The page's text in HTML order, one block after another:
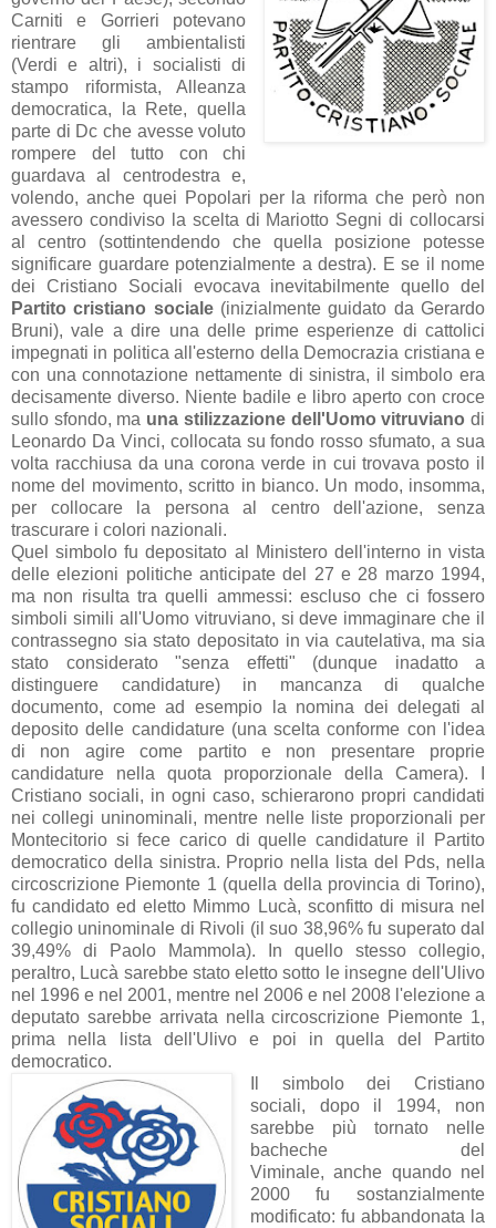
Carniti e Gorrieri potevano
rientrare gli ambientalisti
(Verdi e altri), i socialisti di
stampo riformista, Alleanza
democratica, la Rete, quella
parte di Dc che avesse voluto
rompere del tutto con chi
guardava al centrodestra e,
volendo, anche quei Popolari per la riforma che però non
avessero condiviso la scelta di Mariotto Segni di collocarsi
al centro (sottintendendo che quella posizione potesse
significare guardare potenzialmente a destra). E se il nome
dei Cristiano Sociali evocava inevitabilmente quello del
Partito cristiano sociale(inizialmente guidato da Gerardo
Bruni), vale a dire una delle prime esperienze di cattolici
impegnati in politica all'esterno della Democrazia cristiana e
con una connotazione nettamente di sinistra, il simbolo era
decisamente diverso. Niente badile e libro aperto con croce
sullo sfondo, ma una stilizzazione dell'Uomo vitruviano di
Leonardo Da Vinci, collocata su fondo rosso sfumato, a sua
volta racchiusa da una corona verde in cui trovava posto il
nome del movimento, scritto in bianco. Un modo, insomma,
per collocare la persona al centro dell'azione, senza
trascurare i colori nazionali.
Quel simbolo fu depositato al Ministero dell'interno in vista
delle elezioni politiche anticipate del 27 e 28 marzo 1994,
ma non risulta tra quelli ammessi: escluso che ci fossero
simboli simili all'Uomo vitruviano, si deve immaginare che il
contrassegno sia stato depositato in via cautelativa, ma sia
stato considerato "senza effetti" (dunque inadatto a
distinguere candidature) in mancanza di qualche
documento, come ad esempio la nomina dei delegati al
deposito delle candidature (una scelta conforme con l'idea
di non agire come partito e non presentare proprie
candidature nella quota proporzionale della Camera). I
Cristiano sociali, in ogni caso, schierarono propri candidati
nei collegi uninominali, mentre nelle liste proporzionali per
Montecitorio si fece carico di quelle candidature il Partito
democratico della sinistra. Proprio nella lista del Pds, nella
circoscrizione Piemonte 1 (quella della provincia di Torino),
fu candidato ed eletto Mimmo Lucà, sconfitto di misura nel
collegio uninominale di Rivoli (il suo 38,96% fu superato dal
39,49% di Paolo Mammola). In quello stesso collegio,
peraltro, Lucà sarebbe stato eletto sotto le insegne dell'Ulivo
nel 1996 e nel 2001, mentre nel 2006 e nel 2008 l'elezione a
deputato sarebbe arrivata nella circoscrizione Piemonte 1,
prima nella lista dell'Ulivo e poi in quella del Partito
democratico.
Il simbolo dei Cristiano
sociali, dopo il 1994, non
sarebbe più tornato nelle
bacheche del
Viminale, anche quando nel
2000 fu sostanzialmente
modificato: fu abbandonata la